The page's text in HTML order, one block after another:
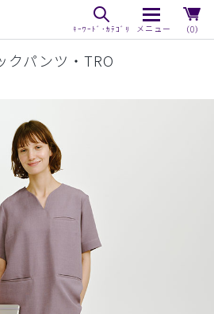
（0）
クパンツ・TRO